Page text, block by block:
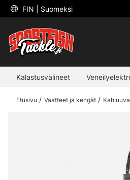
FIN | Suomeksi
Kalastusvälineet
Etusivu Vaatteet ja kengät